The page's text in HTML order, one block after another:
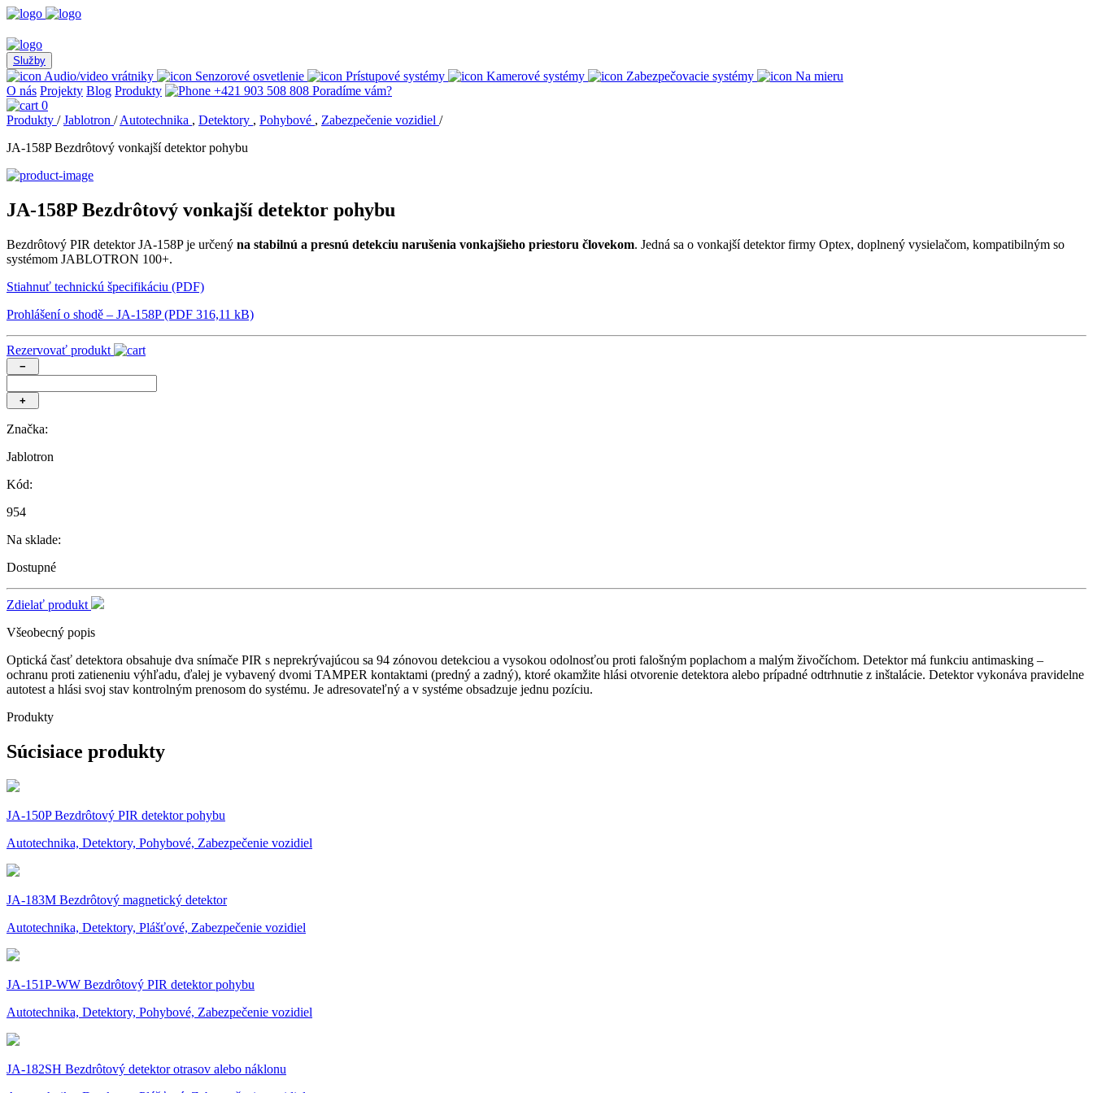
Služby
Audio/video vrátniky Senzorové osvetlenie Prístupové systémy Kamerové systémy Zabezpečovacie systémy
Na mieru
O nás Projekty Blog Produkty +421 903 508 808 Poradíme vám?
0
Produkty / Jablotron / Autotechnika , Detektory , Pohybové , Zabezpečenie vozidiel /
JA-158P Bezdrôtový vonkajší detektor pohybu
JA-158P Bezdrôtový vonkajší detektor pohybu
Bezdrôtový PIR detektor JA-158P je určený na stabilnú a presnú detekciu narušenia vonkajšieho priestoru človekom. Jedná sa o vonkajší detektor firmy Optex, doplnený vysielačom, kompatibilným so
systémom JABLOTRON 100+.
Stiahnuť technickú špecifikáciu (PDF)
Prohlášení o shodě – JA-158P (PDF 316,11 kB)
Rezervovať produkt
−
+
Značka:
Jablotron
Kód:
954
Na sklade:
Dostupné
Zdielať produkt
Všeobecný popis
Optická časť detektora obsahuje dva snímače PIR s neprekrývajúcou sa 94 zónovou detekciou a vysokou odolnosťou proti falošným poplachom a malým živočíchom. Detektor má funkciu antimasking –
ochranu proti zatieneniu výhľadu, ďalej je vybavený dvomi TAMPER kontaktami (predný a zadný), ktoré okamžite hlási otvorenie detektora alebo prípadné odtrhnutie z inštalácie. Detektor vykonáva pravidelne
autotest a hlási svoj stav kontrolným prenosom do systému. Je adresovateľný a v systéme obsadzuje jednu pozíciu.
Produkty
Súcisiace produkty
JA-150P Bezdrôtový PIR detektor pohybu
Autotechnika, Detektory, Pohybové, Zabezpečenie vozidiel
JA-183M Bezdrôtový magnetický detektor
Autotechnika, Detektory, Plášťové, Zabezpečenie vozidiel
JA-151P-WW Bezdrôtový PIR detektor pohybu
Autotechnika, Detektory, Pohybové, Zabezpečenie vozidiel
JA-182SH Bezdrôtový detektor otrasov alebo náklonu